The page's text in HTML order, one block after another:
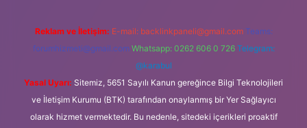
Reklam ve İletişim: E-mail: backlinkpaneli@gmail.com Teams:
forumhizmeti@gmail.com Whatsapp: 0262 606 0 726 Telegram:
@karabul
Yasal Uyarı: Sitemiz, 5651 Sayılı Kanun gereğince Bilgi Teknolojileri
ve İletişim Kurumu (BTK) tarafından onaylanmış bir Yer Sağlayıcı
olarak hizmet vermektedir. Bu nedenle, sitedeki içerikleri proaktif